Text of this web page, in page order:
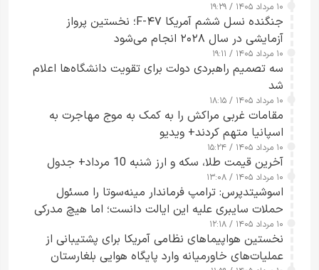
کسی که واقعاً دست به اقدام می‌زند
۱۰ مرداد ۱۴۰۵ / ۱۹:۲۹
جنگنده نسل ششم آمریکا F-۴۷؛ نخستین پرواز
آزمایشی در سال ۲۰۲۸ انجام می‌شود
۱۰ مرداد ۱۴۰۵ / ۱۹:۱۱
سه تصمیم راهبردی دولت برای تقویت دانشگاه‌ها اعلام
شد
۱۰ مرداد ۱۴۰۵ / ۱۸:۱۵
مقامات غربی مراکش را به کمک به موج مهاجرت به
اسپانیا متهم کردند+ ویدیو
۱۰ مرداد ۱۴۰۵ / ۱۵:۲۴
آخرین قیمت طلا، سکه و ارز شنبه 10 مرداد+ جدول
۱۰ مرداد ۱۴۰۵ / ۱۳:۰۸
اسوشیتدپرس: ترامپ فرماندار مینه‌سوتا را مسئول
حملات سایبری علیه این ایالت دانست؛ اما هیچ مدرکی
ارائه نکرد
۱۰ مرداد ۱۴۰۵ / ۱۲:۱۸
نخستین هواپیماهای نظامی آمریکا برای پشتیبانی از
عملیات‌های خاورمیانه وارد پایگاه هوایی بلغارستان